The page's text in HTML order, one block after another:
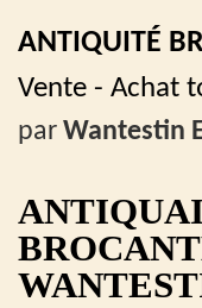
ANTIQUITÉ
Vente - Achat
par Wantestin